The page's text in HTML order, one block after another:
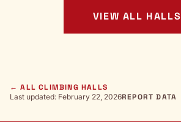
VIEW ALL HALLS
← ALL CLIMBING HALLS
Last updated: February 22, 2026REPORT DATA